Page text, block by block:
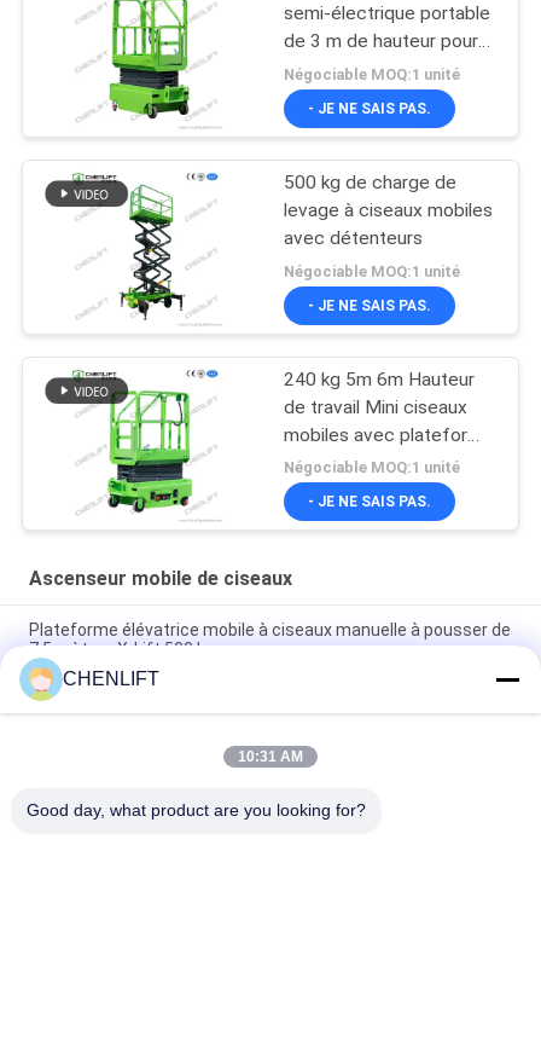
semi-électrique portable
de 3 m de hauteur pour
entrepôt
Négociable MOQ:1 unité
- JE NE SAIS PAS.
500 kg de charge de
levage à ciseaux mobiles
avec détenteurs
Négociable MOQ:1 unité
- JE NE SAIS PAS.
240 kg 5m 6m Hauteur
de travail Mini ciseaux
mobiles avec plateforme
d'extension
Négociable MOQ:1 unité
- JE NE SAIS PAS.
Ascenseur mobile de ciseaux
Plateforme élévatrice mobile à ciseaux manuelle à pousser de
7,5 mètres X-Lift 500 kg
Plateforme élévatrice à ciseaux électrique compacte de 14M
avec dispositif motorisé, capacité de charge de 450 kg
Mini Plate-forme élévatrice de 3,9 mètres avec plaque à
CHENLIFT
10:31 AM
Good day, what product are you looking for?